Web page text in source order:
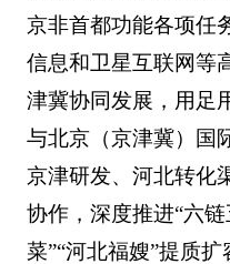
京非首都功能各项任
信息和卫星互联网等
津冀协同发展，用足
与北京（京津冀）国
京津研发、河北转化
协作，深度推进“六
菜”“河北福嫂”提质